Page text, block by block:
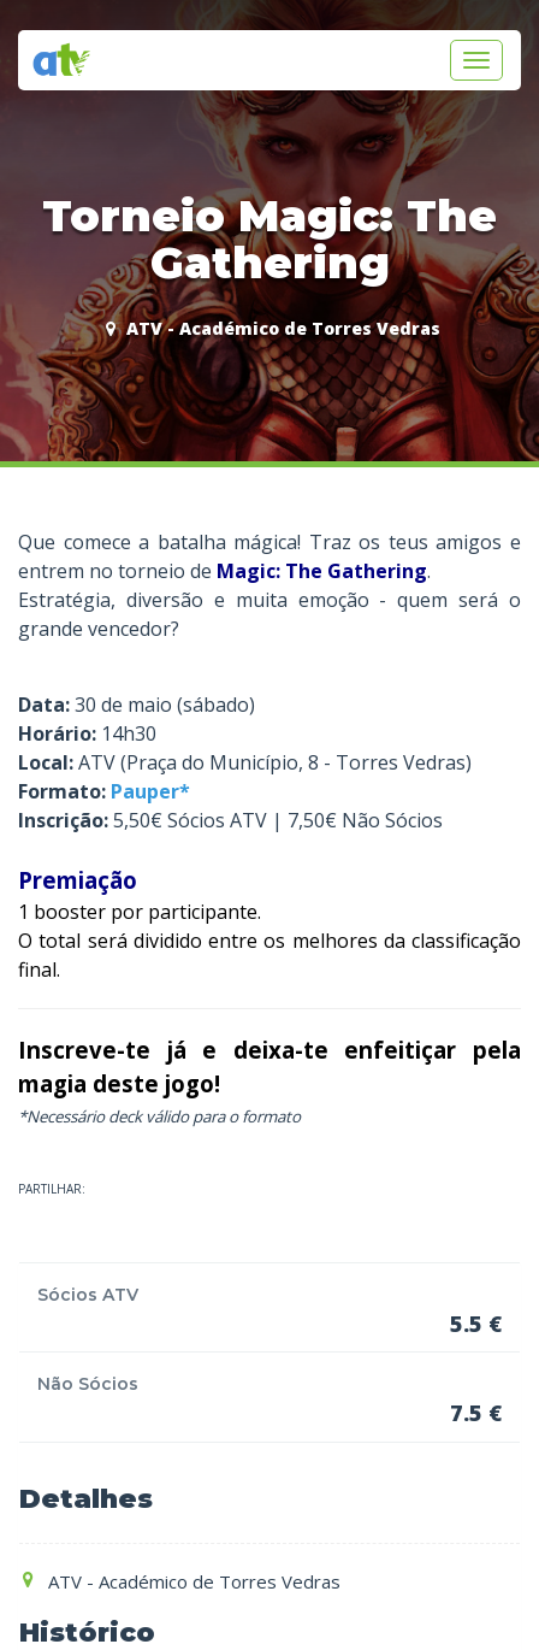
Toggle
Torneio Magic: The
Gathering
ATV - Académico de Torres Vedras
Que comece a batalha mágica! Traz os teus amigos e
entrem no torneio de Magic: The Gathering.
Estratégia, diversão e muita emoção - quem será o
grande vencedor?
Data:30 de maio (sábado)
Horário: 14h30
Local:ATV (Praça do Município, 8 - Torres Vedras)
Formato: Pauper*
Inscrição:5,50€ Sócios ATV | 7,50€ Não Sócios
Premiação
1 booster por participante.
O total será dividido entre os melhores da classificação
final.
Inscreve-te já e deixa-te enfeitiçar pela
magia deste jogo!
*Necessário deck válido para o formato
PARTILHAR:
Sócios ATV
5.5 €
Não Sócios
7.5 €
Detalhes
ATV - Académico de Torres Vedras
Histórico